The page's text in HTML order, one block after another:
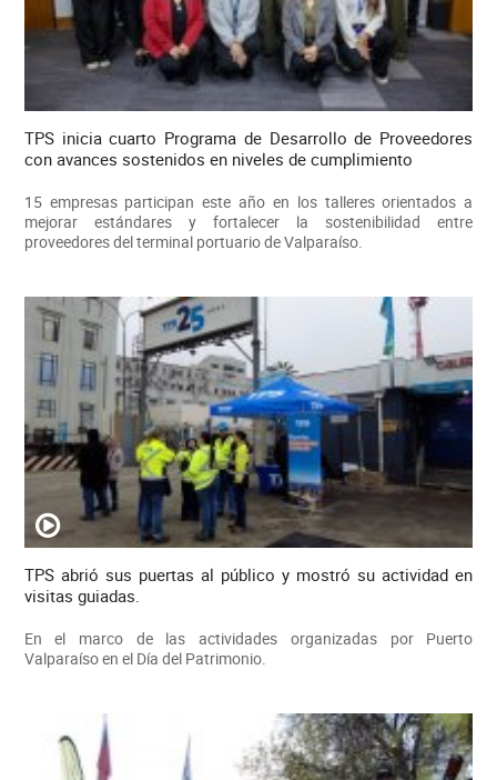
TPS inicia cuarto Programa de Desarrollo de Proveedores
con avances sostenidos en niveles de cumplimiento
15 empresas participan este año en los talleres orientados a
mejorar estándares y fortalecer la sostenibilidad entre
proveedores del terminal portuario de Valparaíso.
TPS abrió sus puertas al público y mostró su actividad en
visitas guiadas.
En el marco de las actividades organizadas por Puerto
Valparaíso en el Día del Patrimonio.